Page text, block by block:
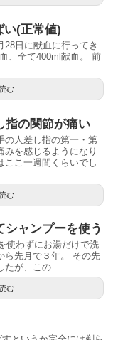
い(正常値)
28日に献血に行ってき
、全て400ml献血。 前
む
指の関節が痛い
の人差し指の第一・第
みを感じるようになり
ここ一週間くらいでし
む
シャンプーを使う
使わずにお湯だけで洗
ら先月で３年。 その先
たが、この...
む